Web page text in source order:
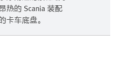
热的 Scania 装配
卡车底盘。